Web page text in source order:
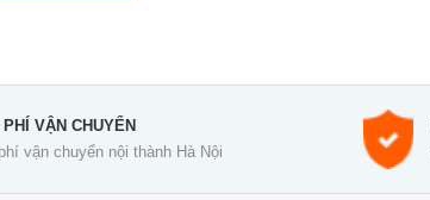
PHÍ VẬN CHUYỂN
vận chuyển nội thành Hà Nội